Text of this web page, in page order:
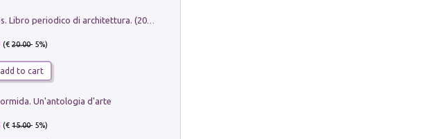
(€20.00- 5%)
add to cart
Un'antologia d'arte
(€15.00- 5%)